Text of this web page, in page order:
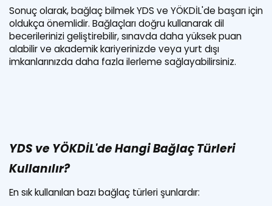
Sonuç olarak, bağlaç bilmek YDS ve YÖKDİL'de başarı için
oldukça önemlidir. Bağlaçları doğru kullanarak dil
becerilerinizi geliştirebilir, sınavda daha yüksek puan
alabilir ve akademik kariyerinizde veya yurt dışı
imkanlarınızda daha fazla ilerleme sağlayabilirsiniz.
YDS ve YÖKDİL'de Hangi Bağlaç Türleri
Kullanılır?
En sık kullanılan bazı bağlaç türleri şunlardır: